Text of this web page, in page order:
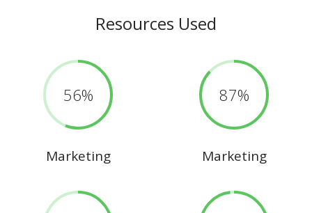
Resources Used
56
Marketing
87
Marketing